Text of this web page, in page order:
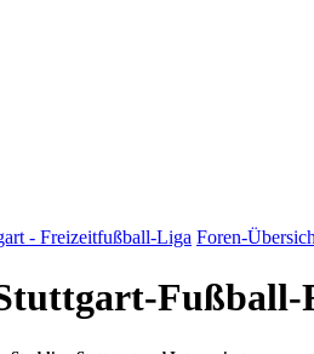
- Freizeitfußball-Liga Foren-
Fußball-